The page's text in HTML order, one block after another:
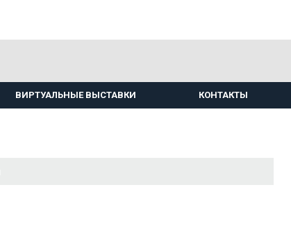
ВИРТУАЛЬНЫЕ ВЫСТАВКИ КОНТАКТЫ